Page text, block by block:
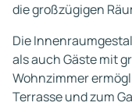
die großzügigen
Die
als auch Gäste mit
Wohnzimmer
Terrasse und zum